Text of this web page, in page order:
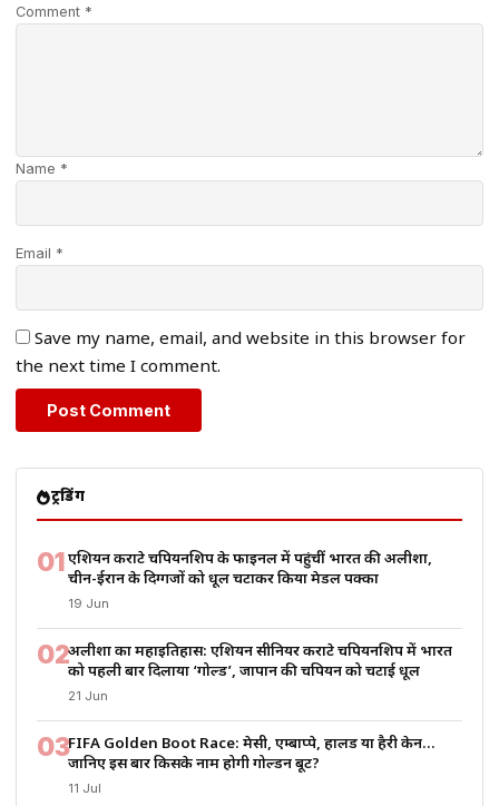
Comment *
Name *
Email *
Save my name, email, and website in this browser for
the next time I comment.
ट्रेंडिंग
01एशियन कराटे चैंपियनशिप के फाइनल में पहुंचीं भारत की अलीशा,
चीन-ईरान के दिग्गजों को धूल चटाकर किया मेडल पक्का
19 Jun
02अलीशा का महाइतिहास: एशियन सीनियर कराटे चैंपियनशिप में भारत
को पहली बार दिलाया ‘गोल्ड’, जापान की चैंपियन को चटाई धूल
21 Jun
03FIFA Golden Boot Race: मेसी, एम्बाप्पे, हालैंड या हैरी केन…
जानिए इस बार किसके नाम होगी गोल्डन बूट?
11 Jul